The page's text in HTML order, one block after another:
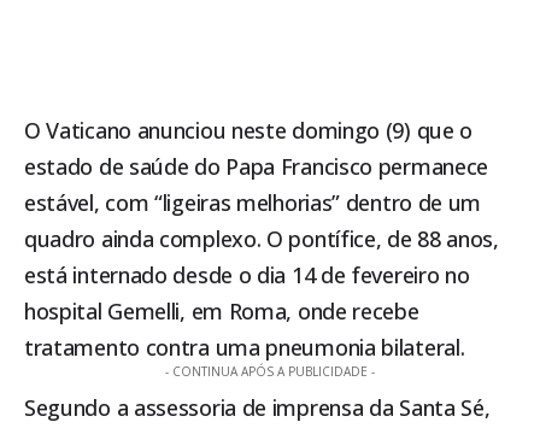
O Vaticano anunciou neste domingo (9) que o
estado de saúde do Papa Francisco permanece
estável, com “ligeiras melhorias” dentro de um
quadro ainda complexo. O pontífice, de 88 anos,
está internado desde o dia 14 de fevereiro no
hospital Gemelli, em Roma, onde recebe
tratamento contra uma pneumonia bilateral.
- CONTINUA APÓS A PUBLICIDADE -
Segundo a assessoria de imprensa da Santa Sé,